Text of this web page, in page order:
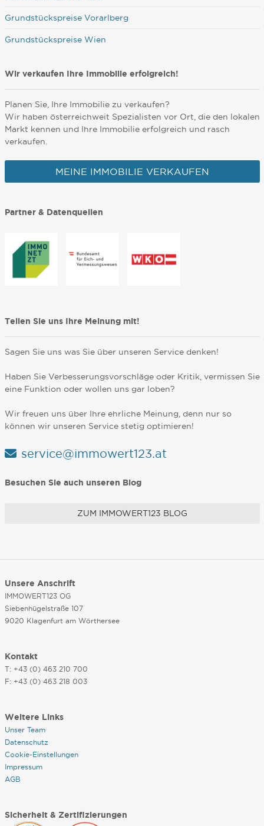
Grundstückspreise Vorarlberg
Grundstückspreise Wien
Wir verkaufen Ihre Immobilie erfolgreich!
Planen Sie, Ihre Immobilie zu verkaufen?
Wir haben österreichweit Spezialisten vor Ort, die den lokalen
Markt kennen und Ihre Immobilie erfolgreich und rasch
verkaufen.
MEINE IMMOBILIE VERKAUFEN
Partner & Datenquellen
Teilen Sie uns Ihre Meinung mit!
Sagen Sie uns was Sie über unseren Service denken!
Haben Sie Verbesserungsvorschläge oder Kritik, vermissen Sie
eine Funktion oder wollen uns gar loben?
Wir freuen uns über Ihre ehrliche Meinung, denn nur so
können wir unseren Service stetig optimieren!
service@immowert123.at
Besuchen Sie auch unseren Blog
ZUM IMMOWERT123 BLOG
Unsere Anschrift
IMMOWERT123 OG
Siebenhügelstraße 107
9020 Klagenfurt am Wörthersee
Kontakt
T: +43 (0) 463 210 700
F: +43 (0) 463 218 003
Weitere Links
Unser Team
Datenschutz
Cookie-Einstellungen
Impressum
AGB
Sicherheit & Zertifizierungen